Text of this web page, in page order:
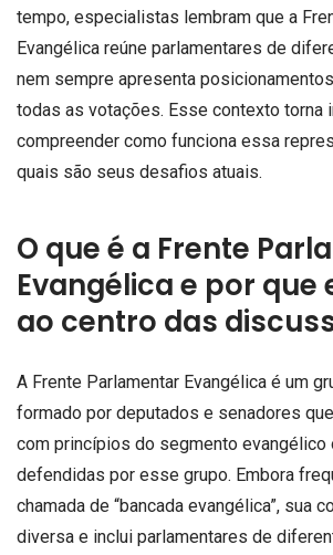
tempo, especialistas lembram que a
Evangélica reúne parlamentares de
nem sempre apresenta
todas as votações. Esse contexto torna
compreender como funciona essa
quais são seus desafios atuais.
O que é a Frente
Evangélica e por que
ao centro das
A Frente Parlamentar Evangélica é um
formado por deputados e senadores
com princípios do segmento evangélico
defendidas por esse grupo. Embora
chamada de “bancada evangélica”, sua
diversa e inclui parlamentares de